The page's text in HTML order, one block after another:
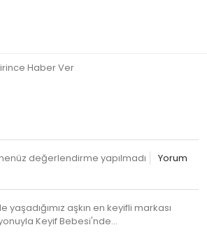
Haber Ver
değerlendirme yapılmadı
Yorum
yaşadığımız aşkın en keyifli markası
Keyif Bebesi'nde...